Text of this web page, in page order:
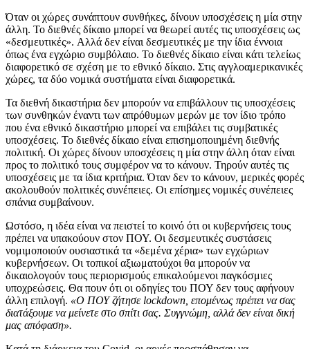
Όταν οι χώρες συνάπτουν συνθήκες, δίνουν υποσχέσεις η μία στην
άλλη. Το διεθνές δίκαιο μπορεί να θεωρεί αυτές τις υποσχέσεις ως
«δεσμευτικές». Αλλά δεν είναι δεσμευτικές με την ίδια έννοια
όπως ένα εγχώριο συμβόλαιο. Το διεθνές δίκαιο είναι κάτι τελείως
διαφορετικό σε σχέση με το εθνικό δίκαιο. Στις αγγλοαμερικανικές
χώρες, τα δύο νομικά συστήματα είναι διαφορετικά.
Τα διεθνή δικαστήρια δεν μπορούν να επιβάλλουν τις υποσχέσεις
των συνθηκών έναντι των απρόθυμων μερών με τον ίδιο τρόπο
που ένα εθνικό δικαστήριο μπορεί να επιβάλει τις συμβατικές
υποσχέσεις. Το διεθνές δίκαιο είναι επισημοποιημένη διεθνής
πολιτική. Οι χώρες δίνουν υποσχέσεις η μία στην άλλη όταν είναι
προς το πολιτικό τους συμφέρον να το κάνουν. Τηρούν αυτές τις
υποσχέσεις με τα ίδια κριτήρια. Όταν δεν το κάνουν, μερικές φορές
ακολουθούν πολιτικές συνέπειες. Οι επίσημες νομικές συνέπειες
σπάνια συμβαίνουν.
Ωστόσο, η ιδέα είναι να πειστεί το κοινό ότι οι κυβερνήσεις τους
πρέπει να υπακούουν στον ΠΟΥ. Οι δεσμευτικές συστάσεις
νομιμοποιούν ουσιαστικά τα «δεμένα χέρια» των εγχώριων
κυβερνήσεων. Οι τοπικοί αξιωματούχοι θα μπορούν να
δικαιολογούν τους περιορισμούς επικαλούμενοι παγκόσμιες
υποχρεώσεις. Θα πουν ότι οι οδηγίες του ΠΟΥ δεν τους αφήνουν
άλλη επιλογή. «Ο ΠΟΥ ζήτησε lockdown, επομένως πρέπει να σας
διατάξουμε να μείνετε στο σπίτι σας. Συγγνώμη, αλλά δεν είναι δική
μας απόφαση».